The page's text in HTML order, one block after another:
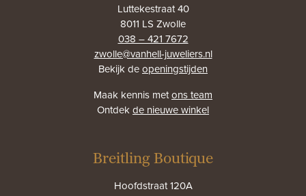
Luttekestraat 40
8011 LS Zwolle
038 – 421 7672
zwolle@vanhell-juweliers.nl
Bekijk deopeningstijden
Maak kennis metons team
Ontdekde nieuwe winkel
Breitling Boutique
Hoofdstraat 120A